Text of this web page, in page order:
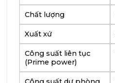
Chất lượng
Xuất xứ
Công suất liên tục
(Prime power)